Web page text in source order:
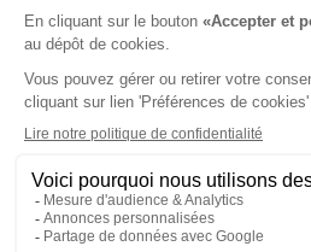
SUIVEZ-NOUS SUR :
Protection données personnelles
Mentions légales|Espace Presse